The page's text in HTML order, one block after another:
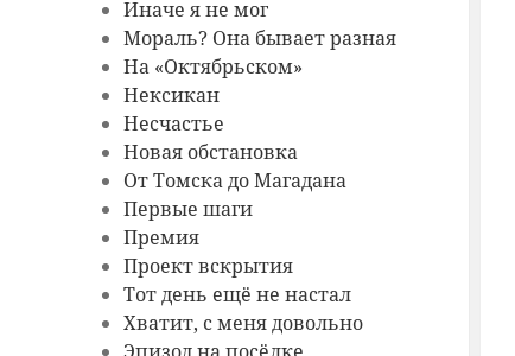
Иначе я не мог
Мораль? Она бывает разная
На «Октябрьском»
Нексикан
Несчастье
Новая обстановка
От Томска до Магадана
Первые шаги
Премия
Проект вскрытия
Тот день ещё не настал
Хватит, с меня довольно